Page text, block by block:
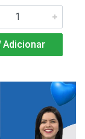
Adicionar